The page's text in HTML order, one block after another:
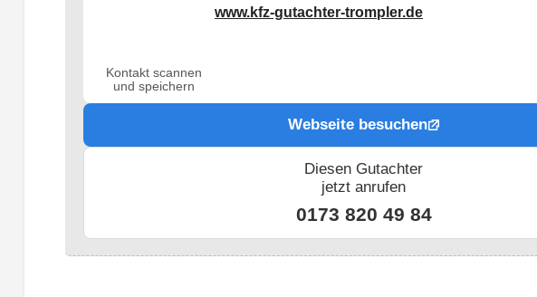
Kontakt scannen
und speichern
www.kfz-gutachter-trompler.de
Webseite besuchen
Diesen Gutachter
jetzt anrufen
0173 820 49 84